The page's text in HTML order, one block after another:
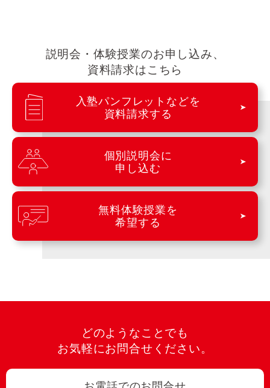
説明会・体験授業のお申し込み、
資料請求はこちら
入塾パンフレットなどを
資料請求する
個別説明会に
申し込む
無料体験授業を
希望する
どのようなことでも
お気軽にお問合せください。